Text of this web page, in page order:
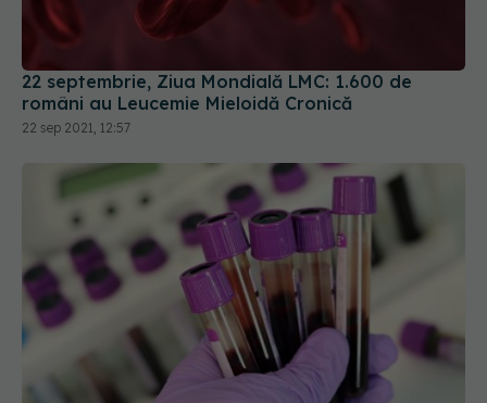
22 septembrie, Ziua Mondială LMC: 1.600 de
români au Leucemie Mieloidă Cronică
22 sep 2021, 12:57